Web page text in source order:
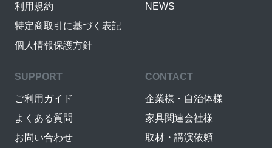
利用規約
特定商取引に基づく表記
個人情報保護方針
NEWS
SUPPORT
ご利用ガイド
よくある質問
お問い合わせ
CONTACT
企業様・自治体様
家具関連会社様
取材・講演依頼